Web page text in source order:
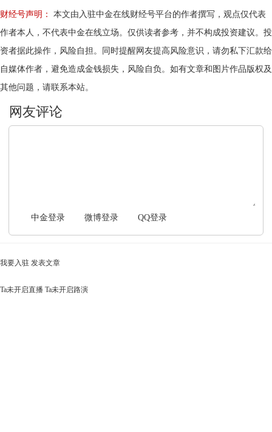
财经号声明：
本文由入驻中金在线财经号平台的作者撰写，观点仅代表
作者本人，不代表中金在线立场。仅供读者参考，并不构成投资建议。投
资者据此操作，风险自担。同时提醒网友提高风险意识，请勿私下汇款给
自媒体作者，避免造成金钱损失，风险自负。如有文章和图片作品版权及
其他问题，请联系本站。
中金登录 微博登录 QQ登录
我要入驻 发表文章
Ta未开启直播 Ta未开启路演